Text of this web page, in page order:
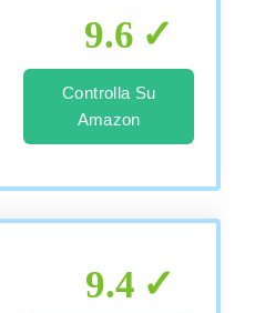
9.6
Controlla Su
Amazon
9.4